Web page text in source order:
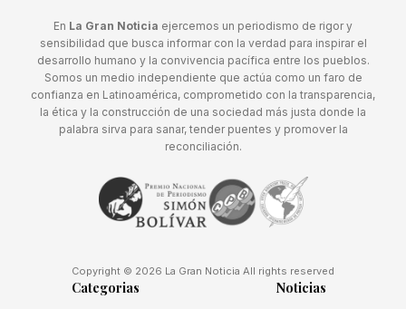
En La Gran Noticia ejercemos un periodismo de rigor y
sensibilidad que busca informar con la verdad para inspirar el
desarrollo humano y la convivencia pacífica entre los pueblos.
Somos un medio independiente que actúa como un faro de
confianza en Latinoamérica, comprometido con la transparencia,
la ética y la construcción de una sociedad más justa donde la
palabra sirva para sanar, tender puentes y promover la
reconciliación.
Copyright © 2026 La Gran Noticia All rights reserved
Categorias Noticias